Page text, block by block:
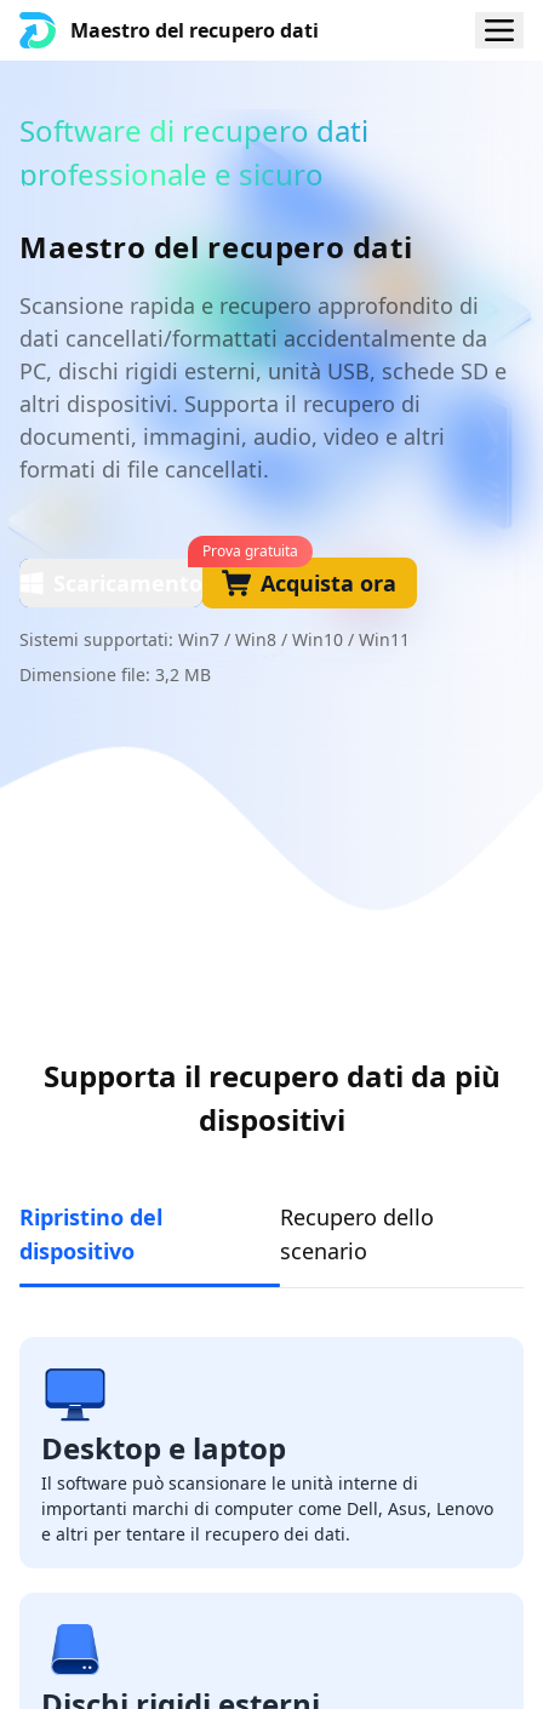
Maestro del recupero dati
Software di recupero dati
professionale e sicuro
Maestro del recupero dati
Scansione rapida e recupero approfondito di
dati cancellati/formattati accidentalmente da
PC, dischi rigidi esterni, unità USB, schede SD e
altri dispositivi. Supporta il recupero di
documenti, immagini, audio, video e altri
formati di file cancellati.
Acquista ora
Prova gratuita
Sistemi supportati: Win7 / Win8 / Win10 / Win11
Dimensione file: 3,2 MB
Supporta il recupero dati da più
dispositivi
Ripristino del
dispositivo
Recupero dello
scenario
Desktop e laptop
Il software può scansionare le unità interne di
importanti marchi di computer come Dell, Asus, Lenovo
e altri per tentare il recupero dei dati.